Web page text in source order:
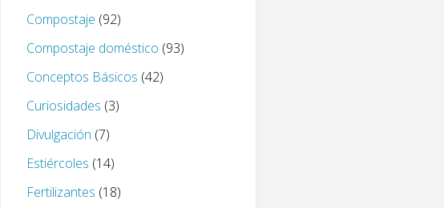
Compostaje (92)
Compostaje doméstico (93)
Conceptos Básicos (42)
Curiosidades (3)
Divulgación (7)
Estiércoles (14)
Fertilizantes (18)